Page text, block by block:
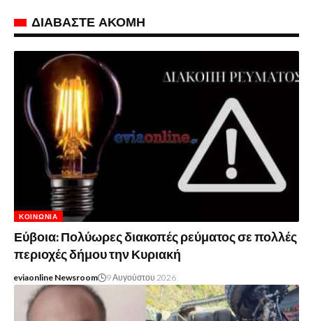
ΔΙΑΒΑΣΤΕ ΑΚΟΜΗ
ΚΟΙΝΩΝΊΑ
Εύβοια: Πολύωρες διακοπές ρεύματος σε πολλές
περιοχές δήμου την Κυριακή
eviaonline Newsroom 9 Αυγούστου 2026